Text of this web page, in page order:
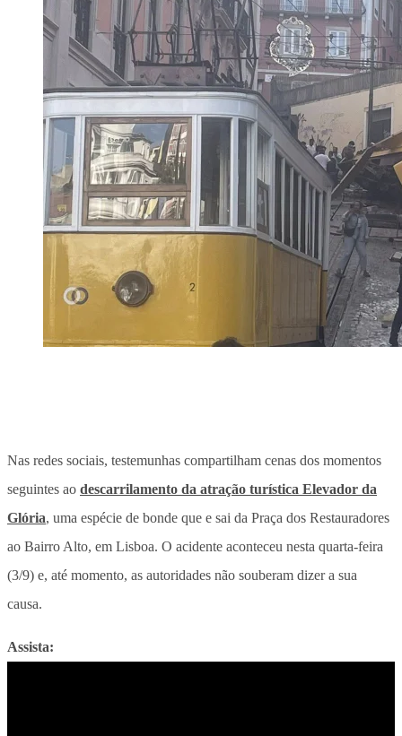
Nas redes sociais, testemunhas compartilham cenas dos momentos
seguintes ao descarrilamento da atração turística Elevador da
Glória, uma espécie de bonde que e sai da Praça dos Restauradores
ao Bairro Alto, em Lisboa. O acidente aconteceu nesta quarta-feira
(3/9) e, até momento, as autoridades não souberam dizer a sua
causa.
Assista: